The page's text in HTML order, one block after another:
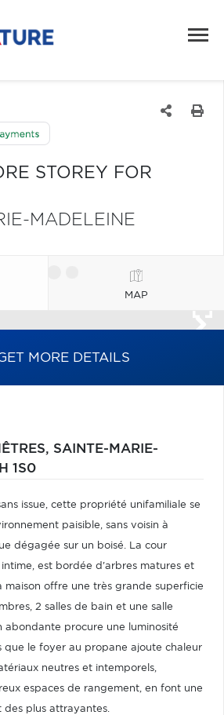
STOREY FOR
MADELEINE
MAP
MORE DETAILS
SAINTE-MARIE-
1S0
issue, cette propriété unifamiliale se
paisible, sans voisin à
dégagée sur un boisé. La cour
est bordée d'arbres matures et
maison offre une très grande superficie
2 salles de bain et une salle
abondante procure une luminosité
que le foyer au propane ajoute chaleur
neutres et intemporels,
espaces de rangement, en font une
plus attrayantes.